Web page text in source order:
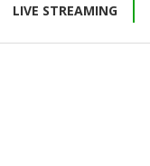
LIVE STREAMING